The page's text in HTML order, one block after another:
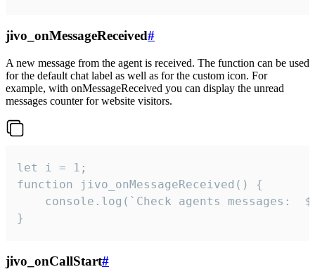
jivo_onMessageReceived#
A new message from the agent is received. The function can be used
for the default chat label as well as for the custom icon. For
example, with onMessageReceived you can display the unread
messages counter for website visitors.
let i = 1;
function jivo_onMessageReceived() {
}
jivo_onCallStart#